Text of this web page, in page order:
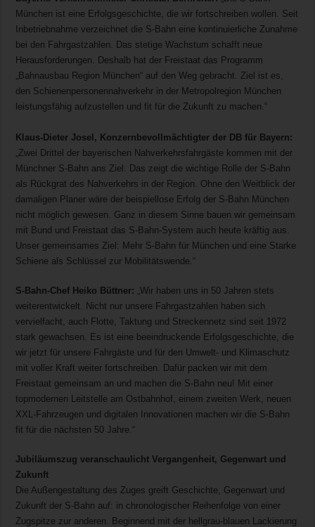
München ist eine Erfolgsgeschichte, die wir fortschreiben wollen. Seit
Inbetriebnahme verzeichnet die S-Bahn eine kontinuierliche Zunahme
bei den Fahrgastzahlen. Das stetige Wachstum schafft neue
Herausforderungen. Deshalb hat der Freistaat das Programm
„Bahnausbau Region München“ auf den Weg gebracht. Ziel ist es,
den Schienenpersonennahverkehr in der Metropolregion München
leistungsfähig aufzustellen und fit für die Zukunft zu machen.“
Klaus-Dieter Josel, Konzernbevollmächtigter der DB für Bayern:
„Zwei Drittel der bayerischen Nahverkehrsfahrgäste kommen mit der
Münchner S-Bahn ans Ziel. Das zeigt die wichtige Rolle der S-Bahn
als Rückgrat des Nahverkehrs in der Region. Ohne den Weitblick der
damaligen Planer wäre der beispiellose Erfolg der S-Bahn München
nicht möglich gewesen. Ganz in diesem Sinne bauen wir gemeinsam
mit Bund und Freistaat das S-Bahn-System auch heute kräftig aus.
Unser gemeinsames Ziel: Mehr S-Bahn für München und eine Starke
Schiene als Schlüssel zur Mobilitätswende.“
S-Bahn-Chef Heiko Büttner: „Wir haben uns in 50 Jahren stets
weiterentwickelt. Nicht nur unsere Fahrgastzahlen haben sich
vervielfacht, auch Flotte, Taktung und Streckennetz sind seit 1972
stark gewachsen. Es ist eine beeindruckende Erfolgsgeschichte, die
wir jetzt für unsere Fahrgäste und für den Umwelt- und Klimaschutz
mit voller Kraft weiter fortschreiben. Dafür packen wir mit dem
Freistaat gemeinsam an und machen die S-Bahn neu! Mit einer
topmodernen Leitstelle am Ostbahnhof, einem zweiten Werk, neuen
XXL-Fahrzeugen und digitalen Innovationen machen wir die S-Bahn
fit für die nächsten 50 Jahre.“
Jubiläumszug veranschaulicht Vergangenheit, Gegenwart und
Zukunft
Die Außengestaltung des Zuges greift Geschichte, Gegenwart und
Zukunft der S-Bahn auf: in chronologischer Reihenfolge von einer
Zugspitze zur anderen. Beginnend mit der hellgrau-blauen Lackierung